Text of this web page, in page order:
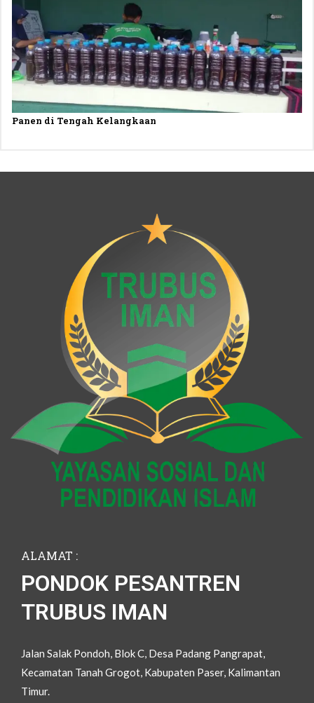
Panen di Tengah Kelangkaan
ALAMAT :
PONDOK PESANTREN
TRUBUS IMAN
Jalan Salak Pondoh, Blok C, Desa Padang Pangrapat,
Kecamatan Tanah Grogot, Kabupaten Paser, Kalimantan
Timur.